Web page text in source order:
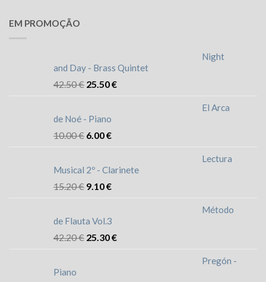
EM PROMOÇÃO
Night
and Day - Brass Quintet
42.50€ 25.50€
El Arca
de Noé - Piano
10.00€ 6.00€
Lectura
Musical 2º - Clarinete
15.20€ 9.10€
Método
de Flauta Vol.3
42.20€ 25.30€
Pregón -
Piano